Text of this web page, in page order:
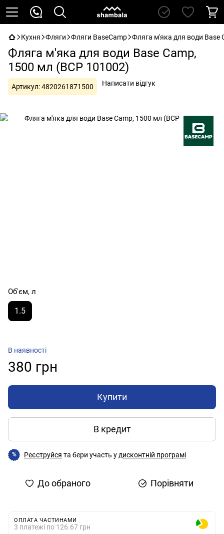
Кухня Фляги Фляги BaseCamp Фляга м'яка для води Base
Фляга м'яка для води Base Camp,
1500 мл (BCP 101002)
Артикул:4820261871500 Написати відгук
Об'єм, л
1.5
В наявності
380 грн
Купити
В кредит
% Реєструйся та бери участь у дисконтній програмі
До обраного Порівняти
ОПЛАТА ЧАСТИНАМИ
3 платежі по 126.67 грн